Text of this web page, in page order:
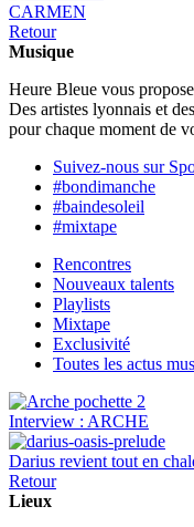
CARMEN
Retour
Musique
Heure Bleue vous
Des artistes lyonnais et
pour chaque moment de
Suivez-nous sur
#bondimanche
#baindesoleil
#mixtape
Rencontres
Nouveaux talents
Playlists
Mixtape
Exclusivité
Toutes les actus
Interview : ARCHE
Darius revient tout en
Retour
Lieux